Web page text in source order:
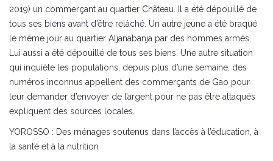
2019) un commerçant au quartier Château. Il a été dépouillé de
tous ses biens avant d’être relâché. Un autre jeune a été braqué
le même jour au quartier Aljanabanja par des hommes armés.
Lui aussi a été dépouillé de tous ses biens. Une autre situation
qui inquiète les populations, depuis plus d’une semaine, des
numéros inconnus appellent des commerçants de Gao pour
leur demander d’envoyer de l’argent pour ne pas être attaqués
expliquent des sources locales.
YOROSSO : Des ménages soutenus dans l’accès à l’éducation, à
la santé et à la nutrition